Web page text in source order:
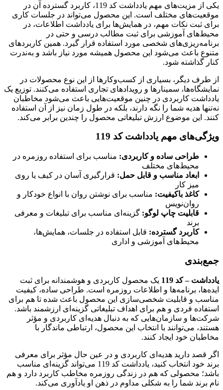
یکی از مزیت‌های مهم یادداشت کد 119، کاربرد گسترده آن در
موقعیت‌های مختلف است. این محصول می‌تواند در جلسات کاری
برای ثبت نکات مهم، در همایش‌ها برای یادداشت اطلاعات، در
محیط‌های آموزشی برای ثبت مطالب درسی و حتی در
برنامه‌ریزی‌های شخصی مورد استفاده قرار گیرد. همین کاربردهای
متنوع باعث می‌شود این محصول همیشه مورد نیاز باشد و به‌ندرت
کنار گذاشته شود.
از طرف دیگر، بسیاری از کسب‌وکارها از این نوع محصولات در
نمایشگاه‌ها، سمینارها و رویدادهای تجاری استفاده می‌کنند. توزیع یک
یادداشت کاربردی در چنین موقعیت‌هایی باعث می‌شود مخاطبان
نه‌تنها هدیه شما را نگه دارند، بلکه در طول زمان نیز از آن استفاده
کنند. این موضوع ارزش تبلیغاتی محصول را چندین برابر می‌کند.
ویژگی‌های مهم یادداشت کد 119
طراحی ساده و کاربردی: مناسب برای استفاده روزمره در
محیط‌های مختلف
ابعاد مناسب و قابل حمل: قرارگیری آسان در کیف یا روی
میز کار
کاغذ باکیفیت: مناسب برای نوشتن روان با انواع خودکار و
روان‌نویس
قابلیت چاپ لوگو: گزینه‌ای مناسب برای تبلیغات و معرفی
برند
کاربرد گسترده: قابل استفاده در جلسات، همایش‌ها،
محیط‌های آموزشی و اداری
جمع‌بندی
یادداشت – کد 119
یک محصول کاربردی و هوشمندانه برای ثبت
ایده‌ها، برنامه‌ها و اطلاعات روزمره است. طراحی ساده، کیفیت
مناسب و قابلیت شخصی‌سازی این محصول باعث شده تا هم برای
استفاده فردی و هم برای اهداف تبلیغاتی گزینه‌ای ارزشمند باشد.
شرکت‌ها و سازمان‌هایی که به دنبال هدیه‌ای کاربردی و مؤثر
هستند، می‌توانند با انتخاب این محصول، ارتباطی ماندگار با
مخاطبان خود ایجاد کنند.
اگر قصد دارید هدیه‌ای کاربردی و در عین حال مؤثر برای معرفی
برند خود انتخاب کنید، یادداشت کد 119 می‌تواند گزینه‌ای مناسب
باشد؛ محصولی که هم در زندگی روزمره مخاطب کاربرد دارد و هم
نام برند شما را به شکلی مداوم در ذهن او یادآوری می‌کند.